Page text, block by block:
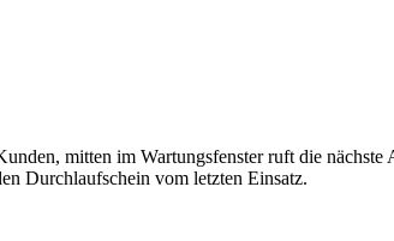
mitten im Wartungsfenster ruft die
Durchlaufschein vom letzten Einsatz.